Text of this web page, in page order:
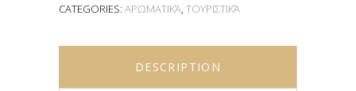
CATEGORIES: ΑΡΩΜΑΤΙΚΆ, ΤΟΥΡΙΣΤΙΚΆ
DESCRIPTION